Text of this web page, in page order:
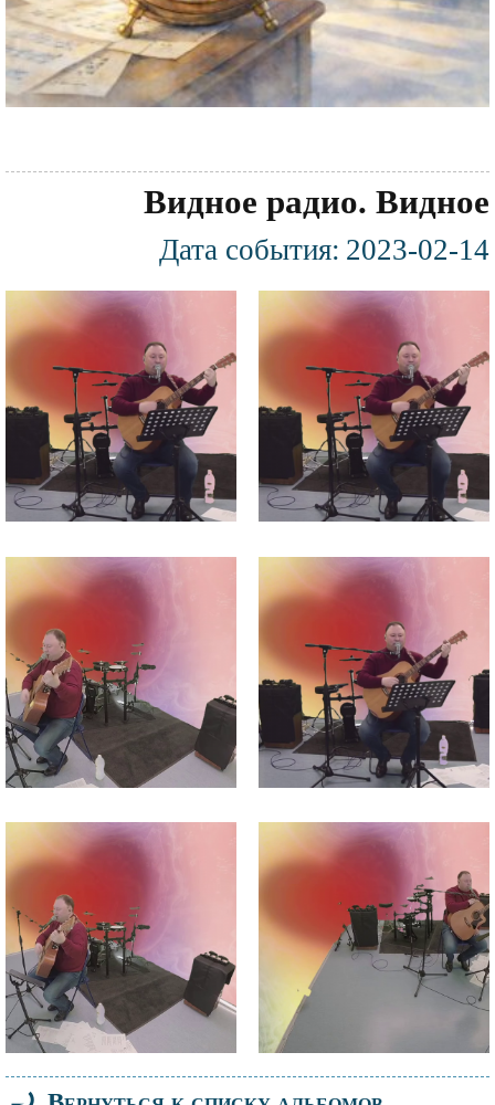
Видное радио. Видное
Дата события: 2023-02-14
Файл
изображения
Файл
изображения
Файл
изображения
Файл
изображения
Файл
изображения
Файл
изображения